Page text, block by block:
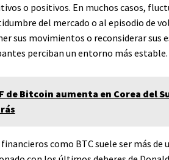
o positivos. En muchos casos,
del mercado o al episodio de
sus movimientos o reconsiderar sus
perciban un entorno más estable.
de Bitcoin aumenta en Corea del
como BTC suele ser más